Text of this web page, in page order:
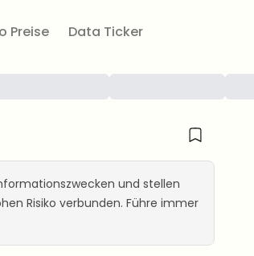
Preise Data Ticker
und stellen
Risiko verbunden. Führe immer